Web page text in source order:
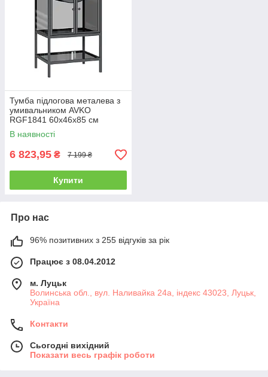
Тумба підлогова металева з
умивальником AVKO
RGF1841 60х46х85 см
В наявності
6 823,95 ₴ 7 199 ₴
Купити
Про нас
96% позитивних з 255 відгуків за рік
Працює з 08.04.2012
м. Луцьк
Волинська обл., вул. Наливайка 24а, індекс 43023, Луцьк,
Україна
Контакти
Сьогодні вихідний
Показати весь графік роботи